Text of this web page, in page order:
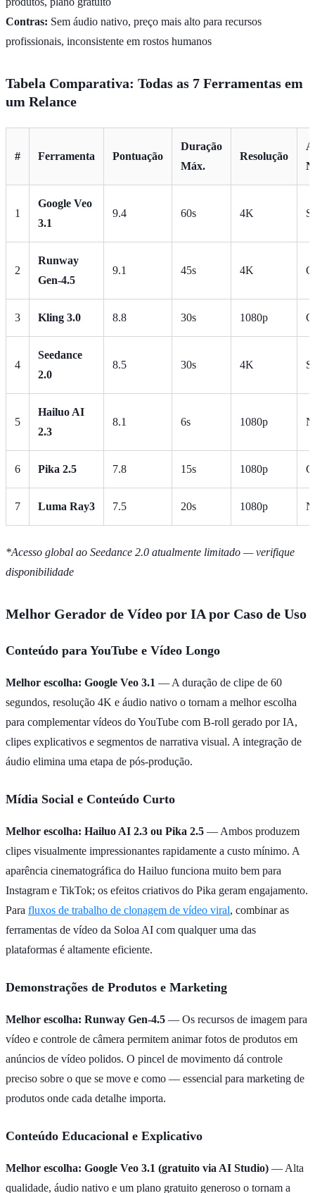
Contras: Sem áudio nativo, preço mais alto para recursos
profissionais, inconsistente em rostos humanos
Tabela Comparativa: Todas as 7 Ferramentas em
um Relance
# Ferramenta Pontuação
Duração
Máx.
Resolução
1
Google Veo
3.1
9.4 60s 4K
2
Runway
Gen-4.5
9.1 45s 4K
3 Kling 3.0 8.8 30s 1080p
4
Seedance
2.0
8.5 30s 4K
5
Hailuo AI
2.3
8.1 6s 1080p
6 Pika 2.5 7.8 15s 1080p
7 Luma Ray3 7.5 20s 1080p
*Acesso global ao Seedance 2.0 atualmente limitado — verifique
disponibilidade
Melhor Gerador de Vídeo por IA por Caso de Uso
Conteúdo para YouTube e Vídeo Longo
Melhor escolha: Google Veo 3.1 — A duração de clipe de 60
segundos, resolução 4K e áudio nativo o tornam a melhor escolha
para complementar vídeos do YouTube com B-roll gerado por IA,
clipes explicativos e segmentos de narrativa visual. A integração de
áudio elimina uma etapa de pós-produção.
Mídia Social e Conteúdo Curto
Melhor escolha: Hailuo AI 2.3 ou Pika 2.5 — Ambos produzem
clipes visualmente impressionantes rapidamente a custo mínimo. A
aparência cinematográfica do Hailuo funciona muito bem para
Instagram e TikTok; os efeitos criativos do Pika geram engajamento.
Para fluxos de trabalho de clonagem de vídeo viral, combinar as
ferramentas de vídeo da Soloa AI com qualquer uma das
plataformas é altamente eficiente.
Demonstrações de Produtos e Marketing
Melhor escolha: Runway Gen-4.5 — Os recursos de imagem para
vídeo e controle de câmera permitem animar fotos de produtos em
anúncios de vídeo polidos. O pincel de movimento dá controle
preciso sobre o que se move e como — essencial para marketing de
produtos onde cada detalhe importa.
Conteúdo Educacional e Explicativo
Melhor escolha: Google Veo 3.1 (gratuito via AI Studio) — Alta
qualidade, áudio nativo e um plano gratuito generoso o tornam a